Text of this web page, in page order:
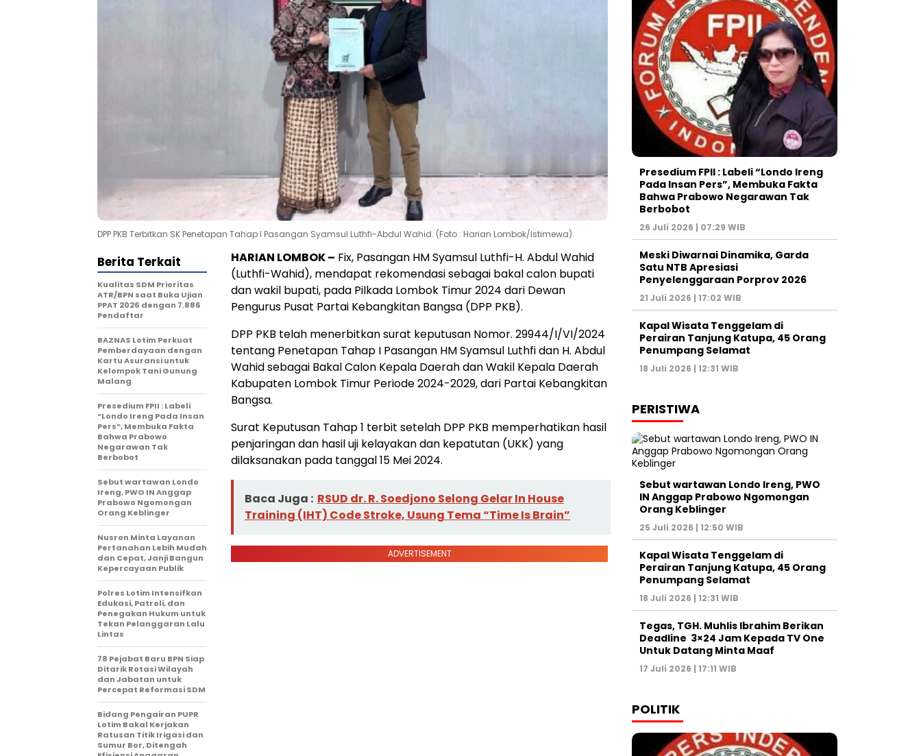
DPP PKB Terbitkan SK Penetapan Tahap I Pasangan Syamsul Luthfi-Abdul Wahid. (Foto : Harian Lombok/Istimewa).
HARIAN LOMBOK – Fix, Pasangan HM Syamsul Luthfi-H. Abdul Wahid
(Luthfi-Wahid), mendapat rekomendasi sebagai bakal calon bupati
dan wakil bupati, pada Pilkada Lombok Timur 2024 dari Dewan
Pengurus Pusat Partai Kebangkitan Bangsa (DPP PKB).
DPP PKB telah menerbitkan surat keputusan Nomor. 29944/I/VI/2024
tentang Penetapan Tahap I Pasangan HM Syamsul Luthfi dan H. Abdul
Wahid sebagai Bakal Calon Kepala Daerah dan Wakil Kepala Daerah
Kabupaten Lombok Timur Periode 2024-2029, dari Partai Kebangkitan
Bangsa.
Surat Keputusan Tahap 1 terbit setelah DPP PKB memperhatikan hasil
penjaringan dan hasil uji kelayakan dan kepatutan (UKK) yang
dilaksanakan pada tanggal 15 Mei 2024.
Baca Juga : RSUD dr. R. Soedjono Selong Gelar In House
Training (IHT) Code Stroke, Usung Tema “Time Is Brain”
ADVERTISEMENT
Berita Terkait
Kualitas SDM Prioritas
ATR/BPN saat Buka Ujian
PPAT 2026 dengan 7.886
Pendaftar
BAZNAS Lotim Perkuat
Pemberdayaan dengan
Kartu Asuransi untuk
Kelompok Tani Gunung
Malang
Presedium FPII : Labeli
“Londo Ireng Pada Insan
Pers”, Membuka Fakta
Bahwa Prabowo
Negarawan Tak
Berbobot
Sebut wartawan Londo
Ireng, PWO IN Anggap
Prabowo Ngomongan
Orang Keblinger
Nusron Minta Layanan
Pertanahan Lebih Mudah
dan Cepat, Janji Bangun
Kepercayaan Publik
Polres Lotim Intensifkan
Edukasi, Patroli, dan
Penegakan Hukum untuk
Tekan Pelanggaran Lalu
Lintas
78 Pejabat Baru BPN Siap
Ditarik Rotasi Wilayah
dan Jabatan untuk
Percepat Reformasi SDM
Bidang Pengairan PUPR
Lotim Bakal Kerjakan
Ratusan Titik Irigasi dan
Sumur Bor, Ditengah
Presedium FPII : Labeli “Londo Ireng
Pada Insan Pers”, Membuka Fakta
Bahwa Prabowo Negarawan Tak
Berbobot
26 Juli 2026 | 07:29 WIB
Meski Diwarnai Dinamika, Garda
Satu NTB Apresiasi
Penyelenggaraan Porprov 2026 ‎
21 Juli 2026 | 17:02 WIB
Kapal Wisata Tenggelam di
Perairan Tanjung Katupa, 45 Orang
Penumpang Selamat
18 Juli 2026 | 12:31 WIB
PERISTIWA
Sebut wartawan Londo Ireng, PWO
IN Anggap Prabowo Ngomongan
Orang Keblinger
25 Juli 2026 | 12:50 WIB
Kapal Wisata Tenggelam di
Perairan Tanjung Katupa, 45 Orang
Penumpang Selamat
18 Juli 2026 | 12:31 WIB
Tegas, TGH. Muhlis Ibrahim Berikan
Deadline 3×24 Jam Kepada TV One
Untuk Datang Minta Maaf
17 Juli 2026 | 17:11 WIB
POLITIK